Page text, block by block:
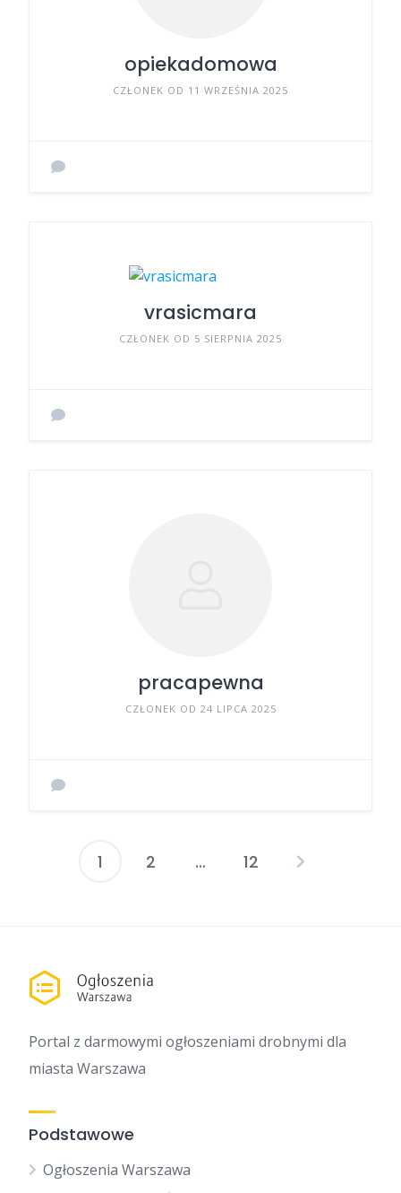
opiekadomowa
CZŁONEK OD 11 WRZEŚNIA 2025
vrasicmara
CZŁONEK OD 5 SIERPNIA 2025
pracapewna
CZŁONEK OD 24 LIPCA 2025
Stronicowanie
1 2 … 12
Portal z darmowymi ogłoszeniami drobnymi dla
miasta Warszawa
Podstawowe
Ogłoszenia Warszawa